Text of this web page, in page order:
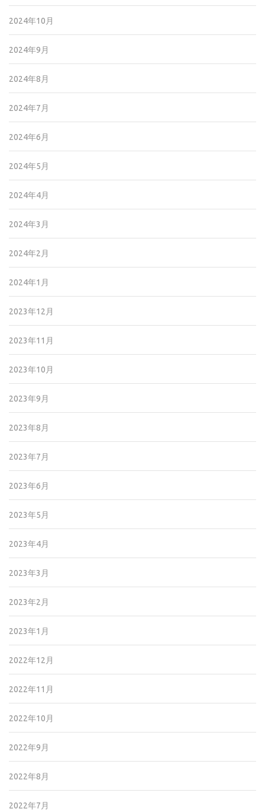
2024年10月
2024年9月
2024年8月
2024年7月
2024年6月
2024年5月
2024年4月
2024年3月
2024年2月
2024年1月
2023年12月
2023年11月
2023年10月
2023年9月
2023年8月
2023年7月
2023年6月
2023年5月
2023年4月
2023年3月
2023年2月
2023年1月
2022年12月
2022年11月
2022年10月
2022年9月
2022年8月
2022年7月